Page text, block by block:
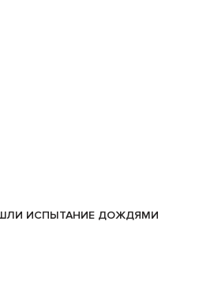
ИСПЫТАНИЕ ДОЖДЯМИ